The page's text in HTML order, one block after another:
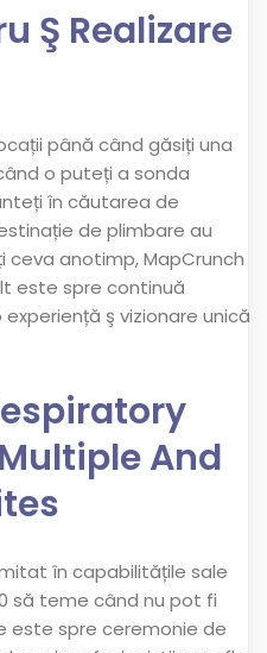
Ş Realizare
până când găsiți una
o puteți a sonda
în căutarea de
de plimbare au
ceva anotimp, MapCrunch
este spre continuă
ş vizionare unică
And
în capabilitățile sale
să teme când nu pot fi
este spre ceremonie de